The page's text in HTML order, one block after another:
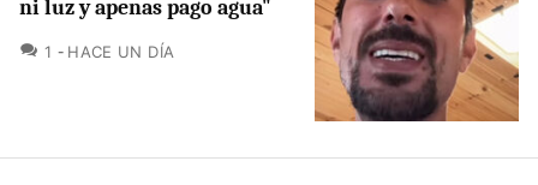
ni luz y apenas pago agua"
1 COMENTARIOS
HACE UN DÍA